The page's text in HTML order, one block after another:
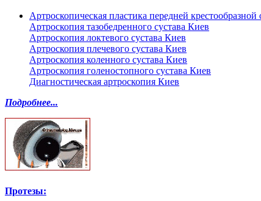
Артроскопическая пластика передней крестообразной
Артроскопия тазобедренного сустава Киев
Артроскопия локтевого сустава Киев
Артроскопия плечевого сустава Киев
Артроскопия коленного сустава Киев
Артроскопия голеностопного сустава Киев
Диагностическая артроскопия Киев
Подробнее...
Протезы: